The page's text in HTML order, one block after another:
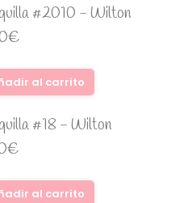
#2010 - Wilton
€
al carrito
#18 - Wilton
€
al carrito